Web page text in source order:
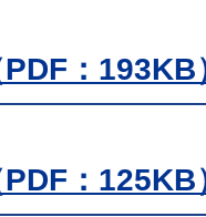
：193KB
：125KB